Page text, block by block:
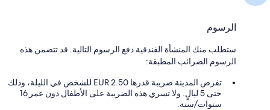
الرسوم
ستطلب منك المنشأة الفندقية دفع الرسوم التالية. قد تتضمن هذه
الرسوم الضرائب المطبقة:
تفرض المدينة ضريبة قدرها 2.50 EUR للشخص في الليلة، وذلك
حتى 5 ليالٍ. ولا تسري هذه الضريبة على الأطفال دون عمر 16
سنوات/سنة.